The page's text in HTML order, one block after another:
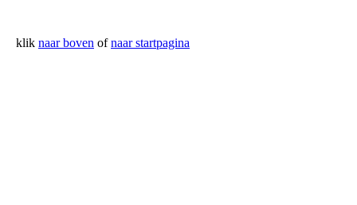
klik naar boven ofnaar startpagina